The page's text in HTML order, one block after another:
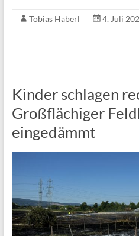
Tobias Haberl 4. Juli
Kinder schlagen
Großflächiger
eingedämmt